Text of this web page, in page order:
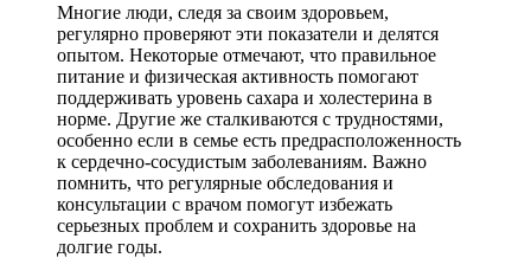
Многие люди, следя за своим здоровьем,
регулярно проверяют эти показатели и делятся
опытом. Некоторые отмечают, что правильное
питание и физическая активность помогают
поддерживать уровень сахара и холестерина в
норме. Другие же сталкиваются с трудностями,
особенно если в семье есть предрасположенность
к сердечно-сосудистым заболеваниям. Важно
помнить, что регулярные обследования и
консультации с врачом помогут избежать
серьезных проблем и сохранить здоровье на
долгие годы.